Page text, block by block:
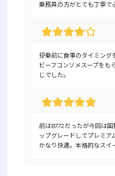
乗務員の方がとても丁寧で
搭乗前に食事のタイミング
ビーフコンソメスープをも
じでした。
前はB772だったが今回は
ップグレードしてプレミ
かなり快適。本格的なスイ